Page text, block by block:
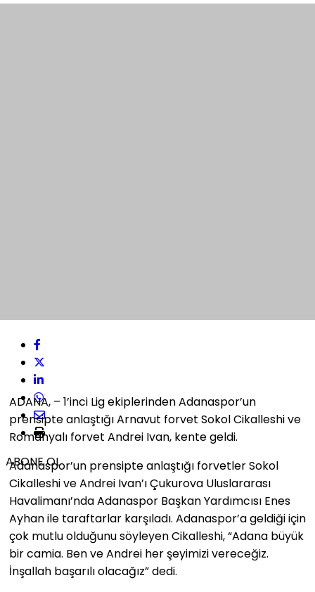
ABONE OL
ADANA, – 1’inci Lig ekiplerinden Adanaspor’un
prensipte anlaştığı Arnavut forvet Sokol Cikalleshi ve
Romanyalı forvet Andrei Ivan, kente geldi.
Adanaspor’un prensipte anlaştığı forvetler Sokol
Cikalleshi ve Andrei Ivan’ı Çukurova Uluslararası
Havalimanı’nda Adanaspor Başkan Yardımcısı Enes
Ayhan ile taraftarlar karşıladı. Adanaspor’a geldiği için
çok mutlu olduğunu söyleyen Cikalleshi, “Adana büyük
bir camia. Ben ve Andrei her şeyimizi vereceğiz.
İnşallah başarılı olacağız” dedi.